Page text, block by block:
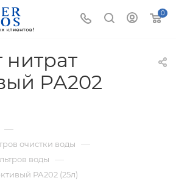
0
РА202
—
очистки воды —
воды —
РА202 (25л)